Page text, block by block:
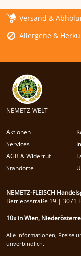
Versand &
Allergene &
NEMETZ-WELT
Aktionen
Services
AGB & Widerruf
Standorte
NEMETZ-FLEISCH
Betriebsstraße 19 | 3071
10x in Wien,
Alle Informationen, Preise
unverbindlich.